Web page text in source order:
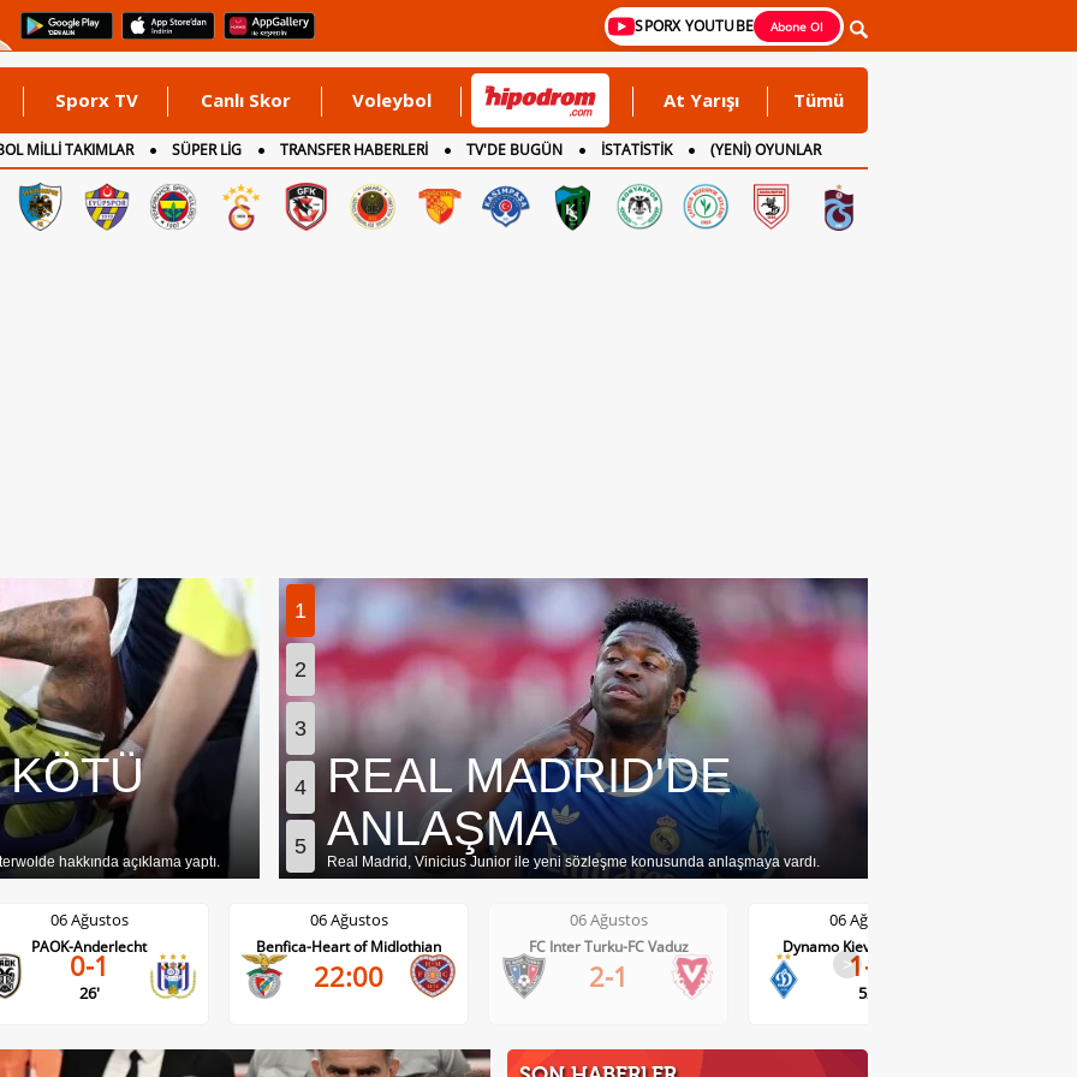
SPORX YOUTUBE Abone Ol
Sporx TV Canlı Skor Voleybol At Yarışı Tümü
MİLLİ TAKIMLAR SÜPER LİG TRANSFER HABERLERİ TV'DE BUGÜN İSTATİSTİK
(YENİ) OYUNLAR
flaş gelişmeler var. İşte detaylar
1
2
3
4
5
REAL MADRID'DE
ANLAŞMA
Real Madrid, Vinicius Junior ile yeni sözleşme konusunda anlaşmaya vardı.
06 Ağustos
Benfica-Heart of Midlothian
22:00
06 Ağustos
FC Inter Turku-FC Vaduz
2-1
06 Ağustos
Dynamo Kiev-Qarabag FK
1-0
52'
06 Ağustos
FC Twente-Dunajska Streda
2-0
>